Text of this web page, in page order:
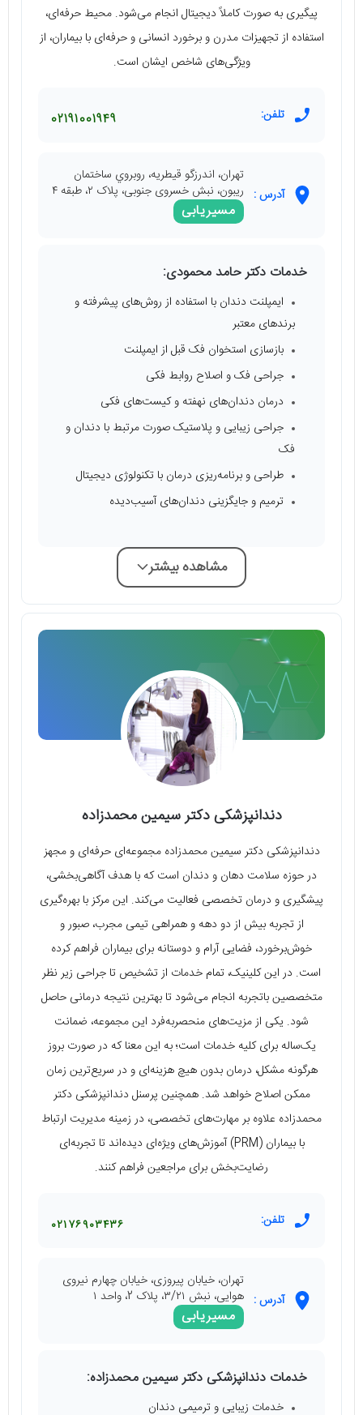
پیگیری به صورت کاملاً دیجیتال انجام می‌شود. محیط حرفه‌ای،
استفاده از تجهیزات مدرن و برخورد انسانی و حرفه‌ای با بیماران، از
ویژگی‌های شاخص ایشان است.
تلفن: 02191001949
آدرس :
تهران، اندرزگو قيطريه، روبروي ساختمان
ريبون، نبش خسروی جنوبی، پلاک ٢، طبقه ٤
مسیریابی
خدمات دکتر حامد محمودی:
ایمپلنت دندان با استفاده از روش‌های پیشرفته و
برندهای معتبر
بازسازی استخوان فک قبل از ایمپلنت
جراحی فک و اصلاح روابط فکی
درمان دندان‌های نهفته و کیست‌های فکی
جراحی زیبایی و پلاستیک صورت مرتبط با دندان و
فک
طراحی و برنامه‌ریزی درمان با تکنولوژی دیجیتال
ترمیم و جایگزینی دندان‌های آسیب‌دیده
مشاهده بیشتر
دندانپزشکی دکتر سیمین محمدزاده
دندانپزشکی دکتر سیمین محمدزاده مجموعه‌ای حرفه‌ای و مجهز
در حوزه سلامت دهان و دندان است که با هدف آگاهی‌بخشی،
پیشگیری و درمان تخصصی فعالیت می‌کند. این مرکز با بهره‌گیری
از تجربه بیش از دو دهه و همراهی تیمی مجرب، صبور و
خوش‌برخورد، فضایی آرام و دوستانه برای بیماران فراهم کرده
است. در این کلینیک، تمام خدمات از تشخیص تا جراحی زیر نظر
متخصصین با‌تجربه انجام می‌شود تا بهترین نتیجه درمانی حاصل
شود. یکی از مزیت‌های منحصربه‌فرد این مجموعه، ضمانت
یک‌ساله برای کلیه خدمات است؛ به این معنا که در صورت بروز
هرگونه مشکل، درمان بدون هیچ هزینه‌ای و در سریع‌ترین زمان
ممکن اصلاح خواهد شد. همچنین پرسنل دندانپزشکی دکتر
محمدزاده علاوه بر مهارت‌های تخصصی، در زمینه مدیریت ارتباط
با بیماران (PRM) آموزش‌های ویژه‌ای دیده‌اند تا تجربه‌ای
رضایت‌بخش برای مراجعین فراهم کنند.
تلفن: ۰۲۱۷۶۹۰۳۴۳۶
آدرس :
تهران، خیابان پیروزی، خیابان چهارم نیروی
هوایی، نبش ۳/۲۱، پلاک 2، واحد ۱
مسیریابی
خدمات دندانپزشکی دکتر سیمین محمدزاده:
خدمات زیبایی و ترمیمی دندان